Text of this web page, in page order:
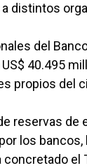
distintos
del
40.495
propios del
reservas
los bancos,
el